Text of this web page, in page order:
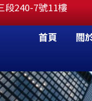
段240-7號11樓
首頁 關